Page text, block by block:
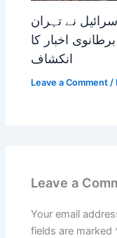
نے تہران
اخبار کا
انکشاف
Leave a Comment /
Leave a
Your email
fields are marked